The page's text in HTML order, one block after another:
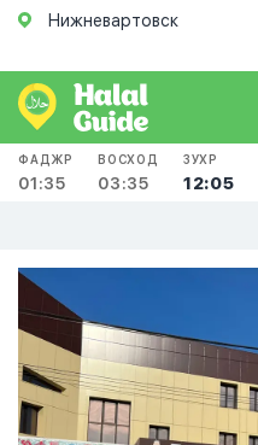
Нижневартовск
ФАДЖР
01:35
ВОСХОД
03:35
ЗУХР
12:05